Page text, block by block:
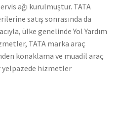
ağı kurulmuştur. TATA
satış sonrasında da
ülke genelinde Yol Yardım
TATA marka araç
konaklama ve muadil araç
yelpazede hizmetler